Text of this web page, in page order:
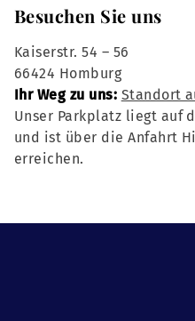
Besuchen Sie uns
Kaiserstr. 54 – 56
66424 Homburg
Ihr Weg zu uns: Standort
Unser Parkplatz liegt auf
und ist über die Anfahrt
erreichen.